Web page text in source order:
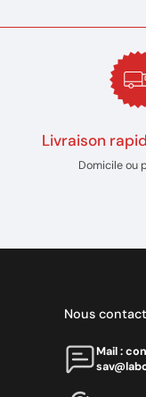
Livraison
Domicile ou
Nous
Mail :